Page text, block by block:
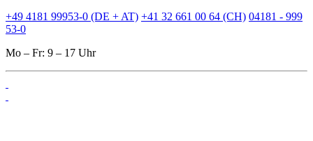
+49 4181 99953-0 (DE + AT) +41 32 661 00 64 (CH) 04181 - 999
53-0
Mo – Fr: 9 – 17 Uhr